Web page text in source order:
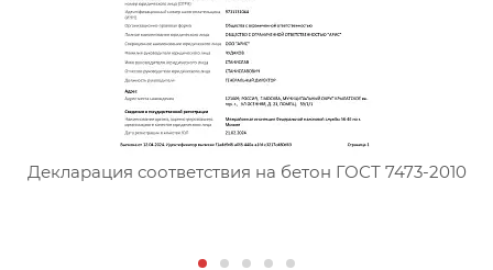
Сертификат соответствия
Декларация соответствия на бетон ГОСТ 7473-2010